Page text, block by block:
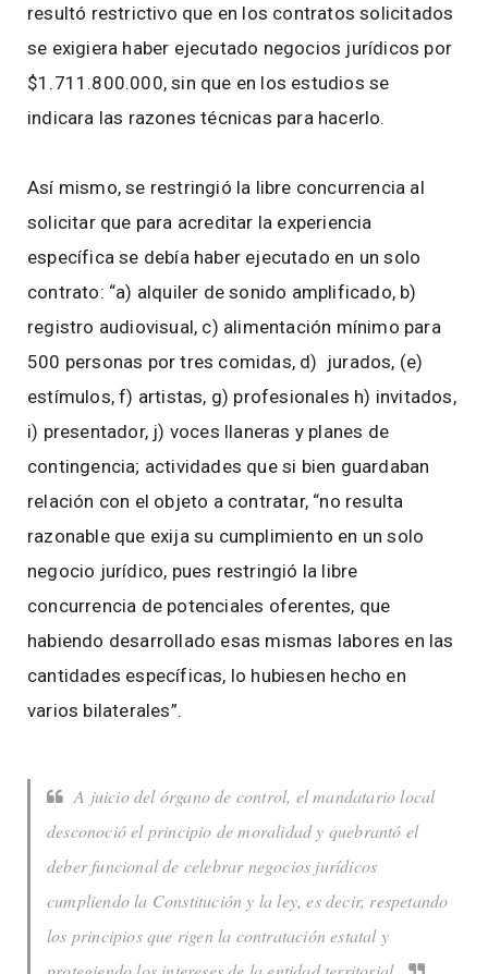
resultó restrictivo que en los contratos solicitados
se exigiera haber ejecutado negocios jurídicos por
$1.711.800.000, sin que en los estudios se
indicara las razones técnicas para hacerlo.
Así mismo, se restringió la libre concurrencia al
solicitar que para acreditar la experiencia
específica se debía haber ejecutado en un solo
contrato: “a) alquiler de sonido amplificado, b)
registro audiovisual, c) alimentación mínimo para
500 personas por tres comidas, d) jurados, (e)
estímulos, f) artistas, g) profesionales h) invitados,
i) presentador, j) voces llaneras y planes de
contingencia; actividades que si bien guardaban
relación con el objeto a contratar, “no resulta
razonable que exija su cumplimiento en un solo
negocio jurídico, pues restringió la libre
concurrencia de potenciales oferentes, que
habiendo desarrollado esas mismas labores en las
cantidades específicas, lo hubiesen hecho en
varios bilaterales”.
A juicio del órgano de control, el mandatario local
desconoció el principio de moralidad y quebrantó el
deber funcional de celebrar negocios jurídicos
cumpliendo la Constitución y la ley, es decir, respetando
los principios que rigen la contratación estatal y